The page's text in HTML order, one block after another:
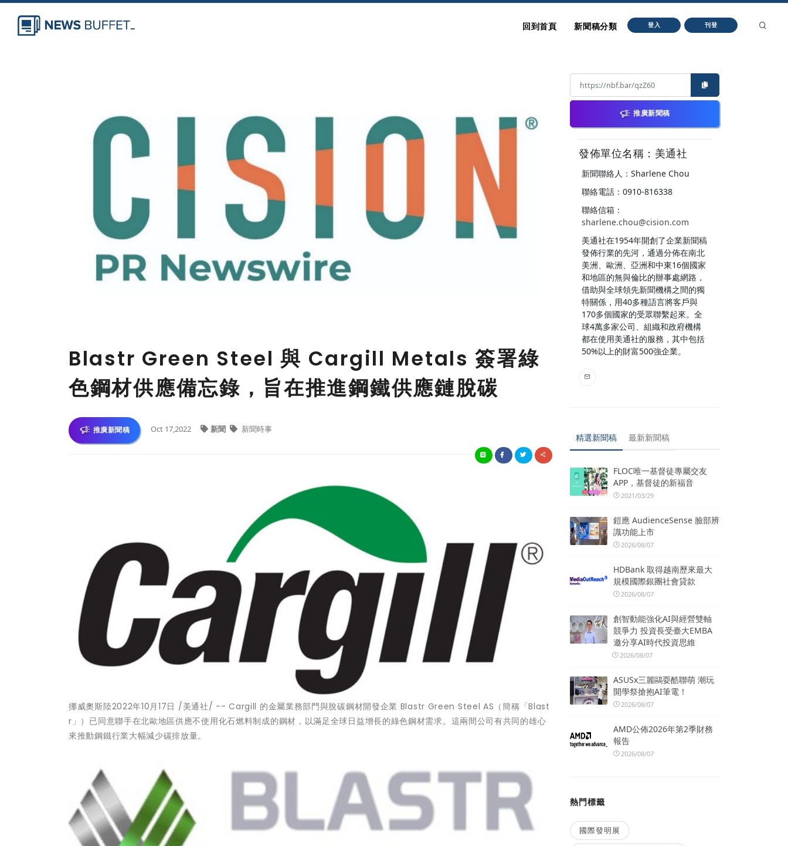
回到首頁 新聞稿分類 登入 刊登
Blastr Green Steel 與 Cargill Metals 簽署綠
色鋼材供應備忘錄，旨在推進鋼鐵供應鏈脫碳
推廣新聞稿 Oct 17,2022 新聞 新聞時事
挪威奧斯陸2022年10月17日 /美通社/ -- Cargill 的金屬業務部門與脫碳鋼材開發企業 Blastr Green Steel AS（簡稱「Blast
r」）已同意聯手在北歐地區供應不使用化石燃料制成的鋼材，以滿足全球日益增長的綠色鋼材需求。這兩間公司有共同的雄心
來推動鋼鐵行業大幅減少碳排放量。
推廣新聞稿
發佈單位名稱：美通社
新聞聯絡人：Sharlene Chou
聯絡電話：0910-816338
聯絡信箱：
sharlene.chou@cision.com
美通社在1954年開創了企業新聞稿
發佈行業的先河，通過分佈在南北
美洲、歐洲、亞洲和中東16個國家
和地區的無與倫比的辦事處網路，
借助與全球領先新聞機構之間的獨
特關係，用40多種語言將客戶與
170多個國家的受眾聯繫起來。全
球4萬多家公司、組織和政府機構
都在使用美通社的服務，其中包括
50%以上的財富500強企業。
精選新聞稿 最新新聞稿
FLOC唯一基督徒專屬交友
APP，基督徒的新福音
2021/03/29
鎧應 AudienceSense 臉部辨
識功能上市
2026/08/07
HDBank 取得越南歷來最大
規模國際銀團社會貸款
2026/08/07
創智動能強化AI與經營雙軸
競爭力 投資長受臺大EMBA
邀分享AI時代投資思維
2026/08/07
ASUSx三麗鷗耍酷聯萌 潮玩
開學祭搶抱AI筆電！
2026/08/07
AMD公佈2026年第2季財務
報告
2026/08/07
熱門標籤
國際發明展